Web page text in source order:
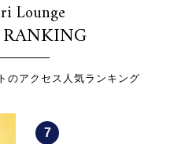
Lounge
のアクセス人気ランキング
8